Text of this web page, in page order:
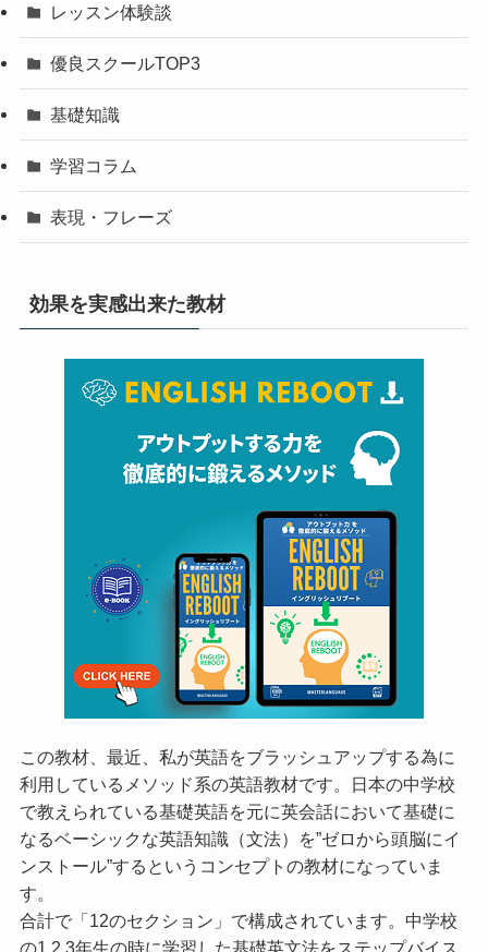
レッスン体験談
優良スクールTOP3
基礎知識
学習コラム
表現・フレーズ
効果を実感出来た教材
この教材、最近、私が英語をブラッシュアップする為に
利用しているメソッド系の英語教材です。日本の中学校
で教えられている基礎英語を元に英会話において基礎に
なるベーシックな英語知識（文法）を”ゼロから頭脳にイ
ンストール”するというコンセプトの教材になっていま
す。
合計で「12のセクション」で構成されています。中学校
の1,2,3年生の時に学習した基礎英文法をステップバイス